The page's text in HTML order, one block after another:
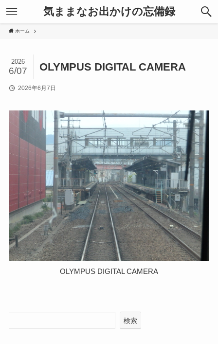
気ままなお出かけの忘備録
ホーム
OLYMPUS DIGITAL CAMERA
2026
6/07
2026年6月7日
OLYMPUS DIGITAL CAMERA
検索